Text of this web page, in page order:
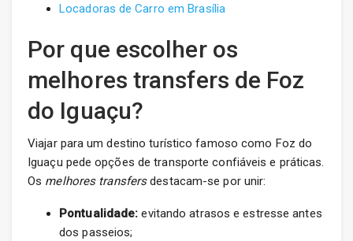
Locadoras de Carro em Brasília
Por que escolher os
melhores transfers de Foz
do Iguaçu?
Viajar para um destino turístico famoso como Foz do
Iguaçu pede opções de transporte confiáveis e práticas.
Os melhores transfersdestacam-se por unir:
Pontualidade: evitando atrasos e estresse antes
dos passeios;